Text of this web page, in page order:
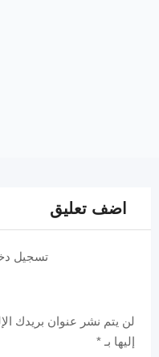
اضف تعليق
تسجيل
لن يتم نشر عنوان بريدك
إليها بـ *